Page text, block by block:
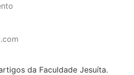
da Faculdade Jesuíta.